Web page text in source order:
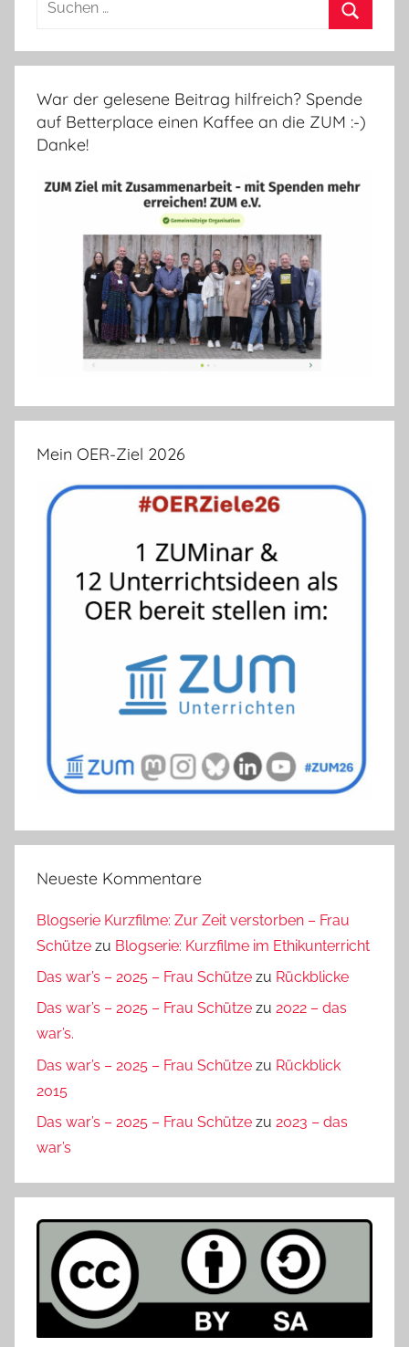
War der gelesene Beitrag hilfreich? Spende
auf Betterplace einen Kaffee an die ZUM :-)
Danke!
Mein OER-Ziel 2026
Neueste Kommentare
Blogserie Kurzfilme: Zur Zeit verstorben – Frau
Schütze zu Blogserie: Kurzfilme im Ethikunterricht
Das war’s – 2025 – Frau Schütze zu Rückblicke
Das war’s – 2025 – Frau Schütze zu 2022 – das
war’s.
Das war’s – 2025 – Frau Schütze zu Rückblick
2015
Das war’s – 2025 – Frau Schütze zu 2023 – das
war’s